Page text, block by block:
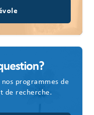
programmes de
de recherche.